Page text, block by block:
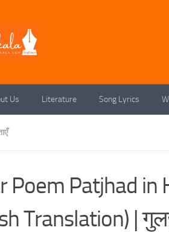
Us Literature Song Lyrics
Poem Patjhad
Translation) |